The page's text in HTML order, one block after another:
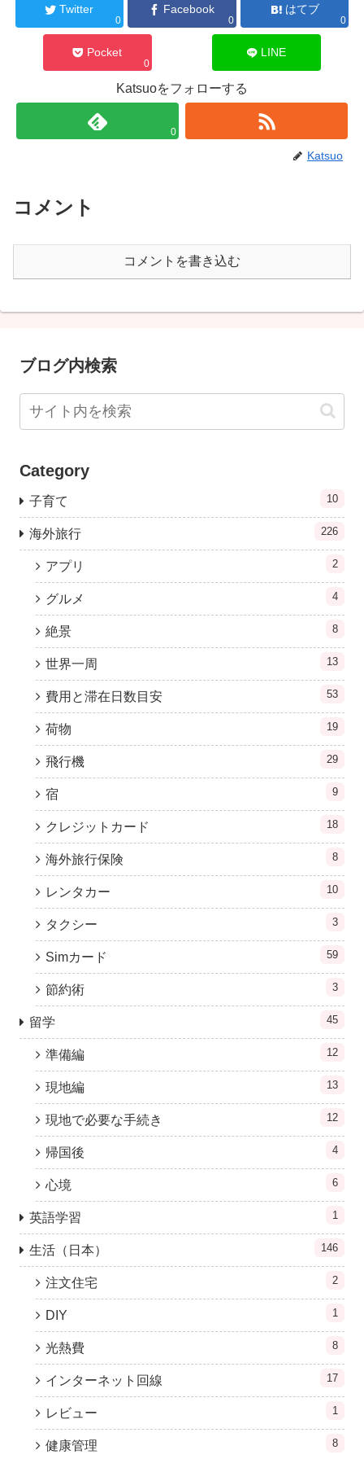
Twitter
0
Facebook
0
はてブ
0
Pocket
0
LINE
Katsuoをフォローする
0
Katsuo
コメント
コメントを書き込む
ブログ内検索
Category
子育て 10
海外旅行 226
アプリ 2
グルメ 4
絶景 8
世界一周 13
費用と滞在日数目安 53
荷物 19
飛行機 29
宿 9
クレジットカード 18
海外旅行保険 8
レンタカー 10
タクシー 3
Simカード 59
節約術 3
留学 45
準備編 12
現地編 13
現地で必要な手続き 12
帰国後 4
心境 6
英語学習 1
生活（日本） 146
注文住宅 2
DIY 1
光熱費 8
インターネット回線 17
レビュー 1
健康管理 8